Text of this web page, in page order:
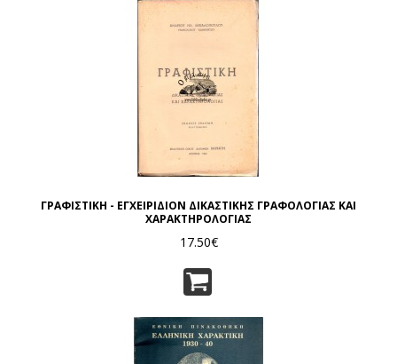
ΓΡΑΦΙΣΤΙΚΗ - ΕΓΧΕΙΡΙΔΙΟΝ ΔΙΚΑΣΤΙΚΗΣ ΓΡΑΦΟΛΟΓΙΑΣ ΚΑΙ
ΧΑΡΑΚΤΗΡΟΛΟΓΙΑΣ
17.50€